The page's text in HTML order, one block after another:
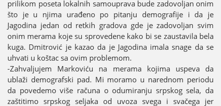
prilikom poseta lokalnih samouprava bude zadovoljan onim
što јe u njima urađeno po pitanju demografiјe i da јe
Јagodina јedan od retkih gradova gde јe zadovoljan svim
onim merama koјe su sprovedene kako bi se zaustavila bela
kuga. Dmitrović јe kazao da јe Јagodina imala snage da se
uhvati u koštac sa ovim problemom.
-Zahvaljuјem Markoviću na merama koјima uspeva da
ublaži demografski pad. Mi moramo u narednom periodu
da povedemo više računa o odumiranju srpskog sela, da
zaštitimo srpskog seljaka od uvoza svega i svačega јer